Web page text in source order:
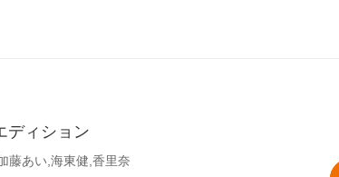
ディション
藤あい,海東健,香里奈